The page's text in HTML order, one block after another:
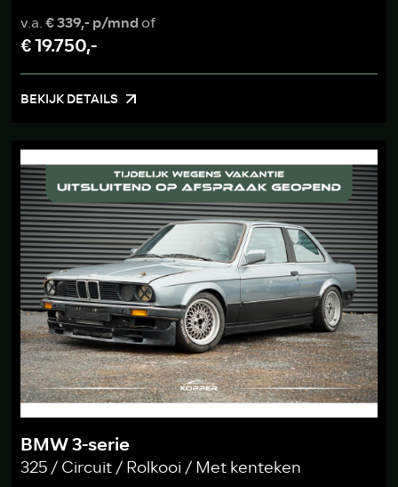
v.a.€ 339,- p/mndof
€ 19.750,-
BEKIJK DETAILS
BMW 3-serie
325 / Circuit / Rolkooi / Met kenteken